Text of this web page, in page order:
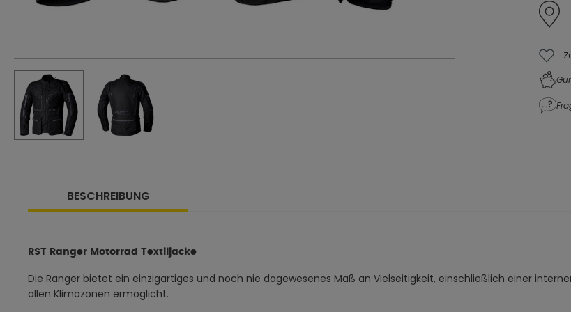
BESCHREIBUNG
RST Ranger Motorrad Textiljacke
Die Ranger bietet ein einzigartiges und noch nie dagewesenes Maß an Vielseitigkeit, einschließlich einer
allen Klimazonen ermöglicht.